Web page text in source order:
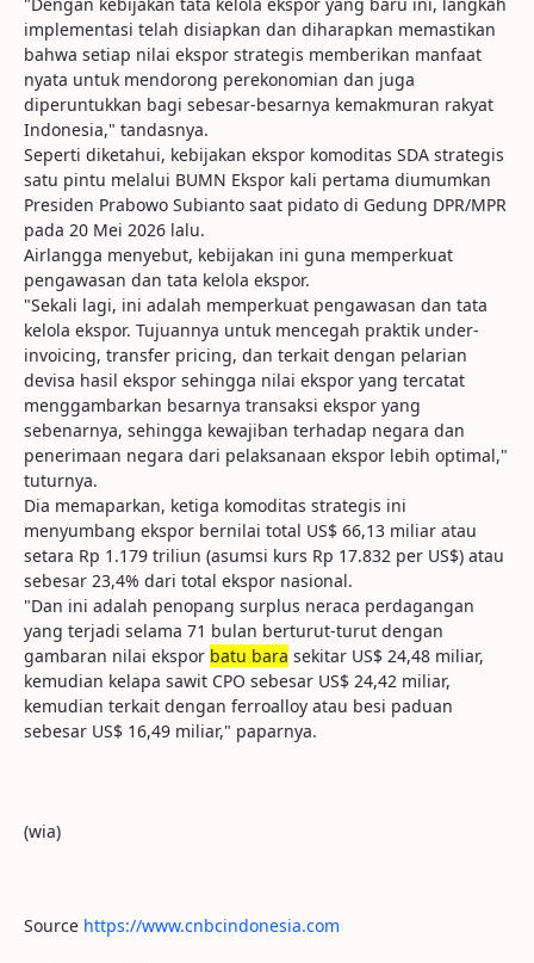
implementasi telah disiapkan dan diharapkan memastikan
bahwa setiap nilai ekspor strategis memberikan manfaat
nyata untuk mendorong perekonomian dan juga
diperuntukkan bagi sebesar-besarnya kemakmuran rakyat
Indonesia," tandasnya.
Seperti diketahui, kebijakan ekspor komoditas SDA strategis
satu pintu melalui BUMN Ekspor kali pertama diumumkan
Presiden Prabowo Subianto saat pidato di Gedung DPR/MPR
pada 20 Mei 2026 lalu.
Airlangga menyebut, kebijakan ini guna memperkuat
pengawasan dan tata kelola ekspor.
"Sekali lagi, ini adalah memperkuat pengawasan dan tata
kelola ekspor. Tujuannya untuk mencegah praktik under-
invoicing, transfer pricing, dan terkait dengan pelarian
devisa hasil ekspor sehingga nilai ekspor yang tercatat
menggambarkan besarnya transaksi ekspor yang
sebenarnya, sehingga kewajiban terhadap negara dan
penerimaan negara dari pelaksanaan ekspor lebih optimal,"
tuturnya.
Dia memaparkan, ketiga komoditas strategis ini
menyumbang ekspor bernilai total US$ 66,13 miliar atau
setara Rp 1.179 triliun (asumsi kurs Rp 17.832 per US$) atau
sebesar 23,4% dari total ekspor nasional.
"Dan ini adalah penopang surplus neraca perdagangan
yang terjadi selama 71 bulan berturut-turut dengan
gambaran nilai ekspor batu bara sekitar US$ 24,48 miliar,
kemudian kelapa sawit CPO sebesar US$ 24,42 miliar,
kemudian terkait dengan ferroalloy atau besi paduan
sebesar US$ 16,49 miliar," paparnya.
(wia)
Source https://www.cnbcindonesia.com